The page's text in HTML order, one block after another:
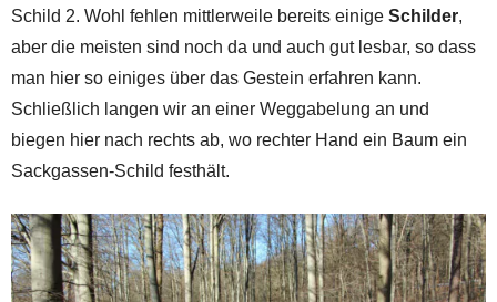
Schild 2. Wohl fehlen mittlerweile bereits einige Schilder,
aber die meisten sind noch da und auch gut lesbar, so dass
man hier so einiges über das Gestein erfahren kann.
Schließlich langen wir an einer Weggabelung an und
biegen hier nach rechts ab, wo rechter Hand ein Baum ein
Sackgassen-Schild festhält.